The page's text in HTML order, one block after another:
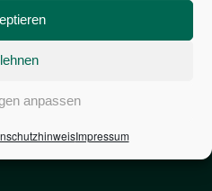
anpassen
Impressum